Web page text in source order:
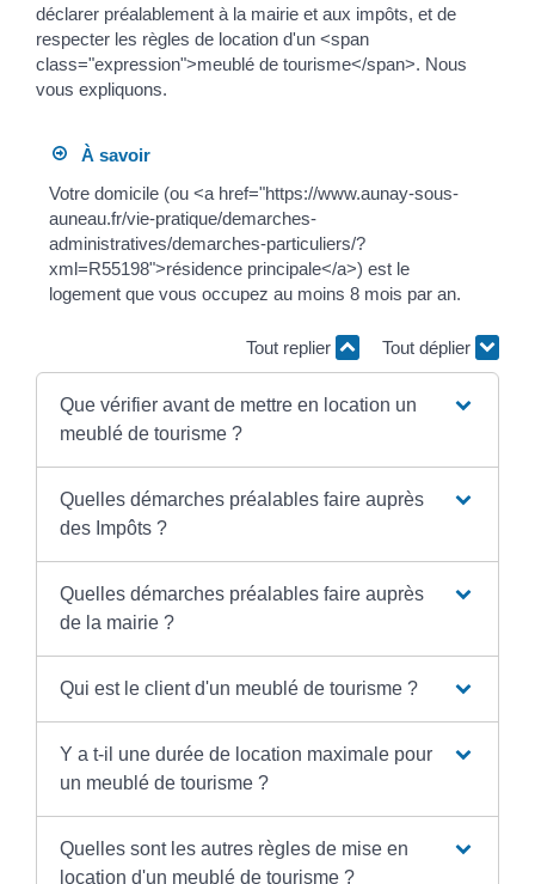
déclarer préalablement à la mairie et aux impôts, et de
respecter les règles de location d'un <span
class="expression">meublé de tourisme</span>. Nous
vous expliquons.
À savoir
Votre domicile (ou <a href="https://www.aunay-sous-
auneau.fr/vie-pratique/demarches-
administratives/demarches-particuliers/?
xml=R55198">résidence principale</a>) est le
logement que vous occupez au moins 8 mois par an.
Tout replier Tout déplier
Que vérifier avant de mettre en location un
meublé de tourisme ?
Quelles démarches préalables faire auprès
des Impôts ?
Quelles démarches préalables faire auprès
de la mairie ?
Qui est le client d'un meublé de tourisme ?
Y a t-il une durée de location maximale pour
un meublé de tourisme ?
Quelles sont les autres règles de mise en
location d'un meublé de tourisme ?